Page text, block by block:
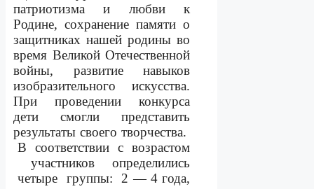
патриотизма и любви к
Родине, сохранение памяти о
защитниках нашей родины во
время Великой Отечественной
войны, развитие навыков
изобразительного искусства.
При проведении конкурса
дети смогли представить
результаты своего творчества.
В
соответствии с возрастом
участников
определились
четыре
группы:
2 — 4 года,